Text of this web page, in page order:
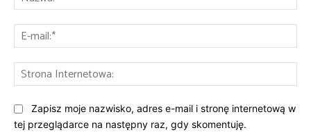
Zapisz moje nazwisko, adres e-mail i stronę internetową w
tej przeglądarce na następny raz, gdy skomentuję.